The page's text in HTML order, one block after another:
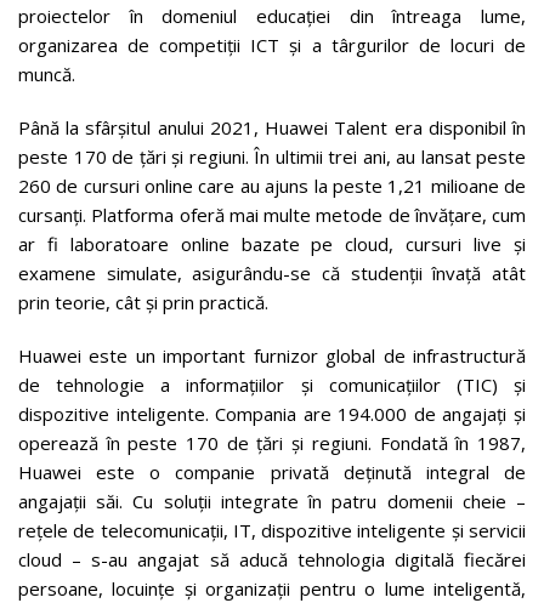
proiectelor în domeniul educației din întreaga lume,
organizarea de competiții ICT și a târgurilor de locuri de
muncă.
Până la sfârșitul anului 2021, Huawei Talent era disponibil în
peste 170 de țări și regiuni. În ultimii trei ani, au lansat peste
260 de cursuri online care au ajuns la peste 1,21 milioane de
cursanți. Platforma oferă mai multe metode de învățare, cum
ar fi laboratoare online bazate pe cloud, cursuri live și
examene simulate, asigurându-se că studenții învață atât
prin teorie, cât și prin practică.
Huawei este un important furnizor global de infrastructură
de tehnologie a informațiilor și comunicațiilor (TIC) și
dispozitive inteligente. Compania are 194.000 de angajați și
operează în peste 170 de țări și regiuni. Fondată în 1987,
Huawei este o companie privată deținută integral de
angajații săi. Cu soluții integrate în patru domenii cheie –
rețele de telecomunicații, IT, dispozitive inteligente și servicii
cloud – s-au angajat să aducă tehnologia digitală fiecărei
persoane, locuințe și organizații pentru o lume inteligentă,